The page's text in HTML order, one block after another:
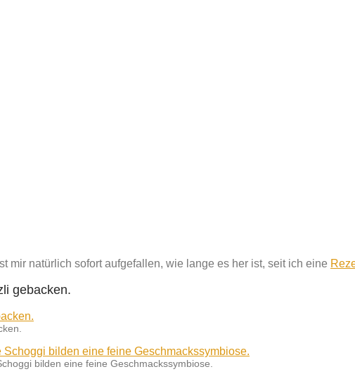
mir natürlich sofort aufgefallen, wie lange es her ist, seit ich eine
gebacken.
bilden eine feine Geschmackssymbiose.